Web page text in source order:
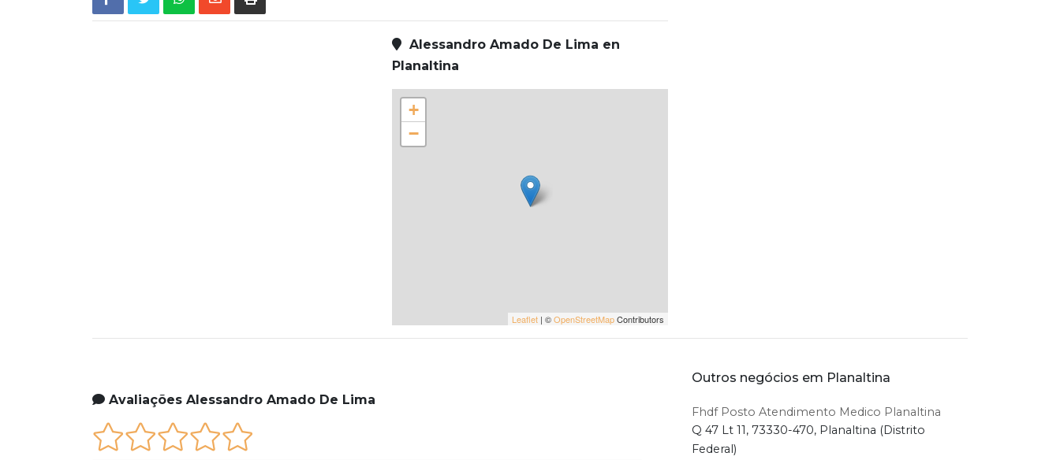
Alessandro Amado De Lima en
Planaltina
+
−
Leaflet | ©OpenStreetMapContributors
Avaliações Alessandro Amado De Lima
Outros negócios em Planaltina
Fhdf Posto Atendimento Medico Planaltina
Q 47 Lt 11, 73330-470, Planaltina (Distrito
Federal)